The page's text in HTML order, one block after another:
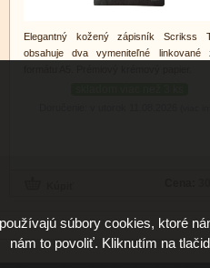
Elegantný kožený zápisník Scrikss
obsahuje dva vymeniteľné linkované
súbory cookies, ktoré
nám to povoliť. Kliknutím na